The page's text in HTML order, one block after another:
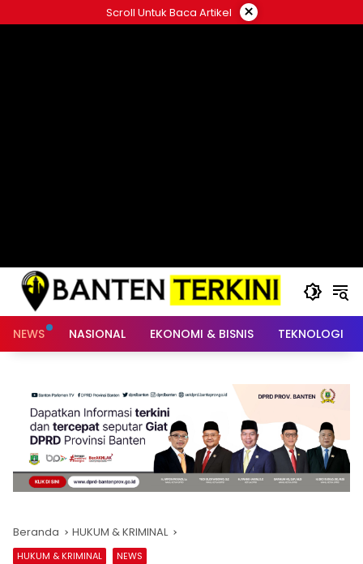
ke
Scroll Untuk Baca Artikel ×
NEWS NASIONAL EKONOMI & BISNIS TEKNOLOGI
Beranda HUKUM & KRIMINAL
HUKUM & KRIMINAL NEWS